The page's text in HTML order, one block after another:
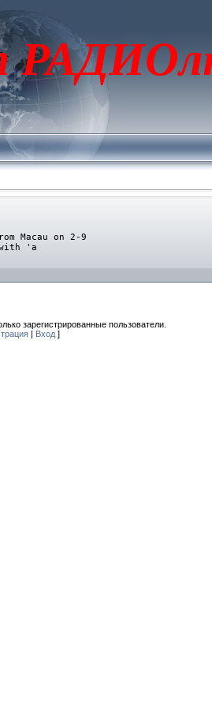
Macau on 2-9
'a
зарегистрированные пользователи.
| Вход ]